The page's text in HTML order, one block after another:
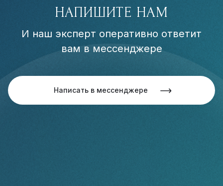
НАПИШИТЕ НАМ
И наш эксперт оперативно ответит
вам в мессенджере
Написать в мессенджере